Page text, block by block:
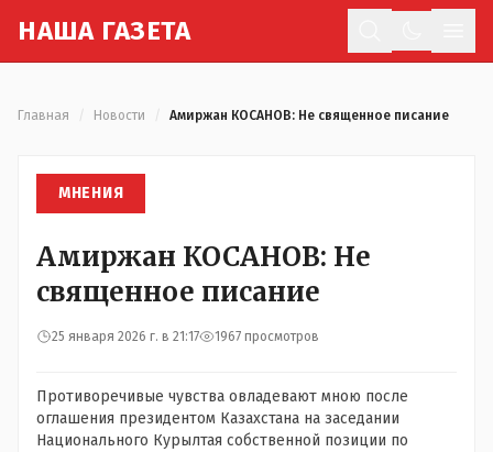
НАША ГАЗЕТА
Главная Новости Амиржан КОСАНОВ: Не священное писание
МНЕНИЯ
Амиржан КОСАНОВ: Не
священное писание
25 января 2026 г. в 21:17 1967 просмотров
Противоречивые чувства овладевают мною после
оглашения президентом Казахстана на заседании
Национального Курылтая собственной позиции по